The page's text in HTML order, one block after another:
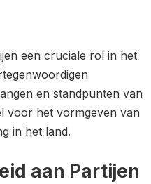
een cruciale rol in het
en standpunten van
voor het vormgeven van
in het land.
aan Partijen